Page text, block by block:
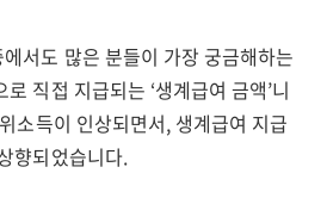
서도 많은 분들이 가장 궁금해하는
직접 지급되는 ‘생계급여 금액’니
소득이 인상되면서, 생계급여 지급
향되었습니다.